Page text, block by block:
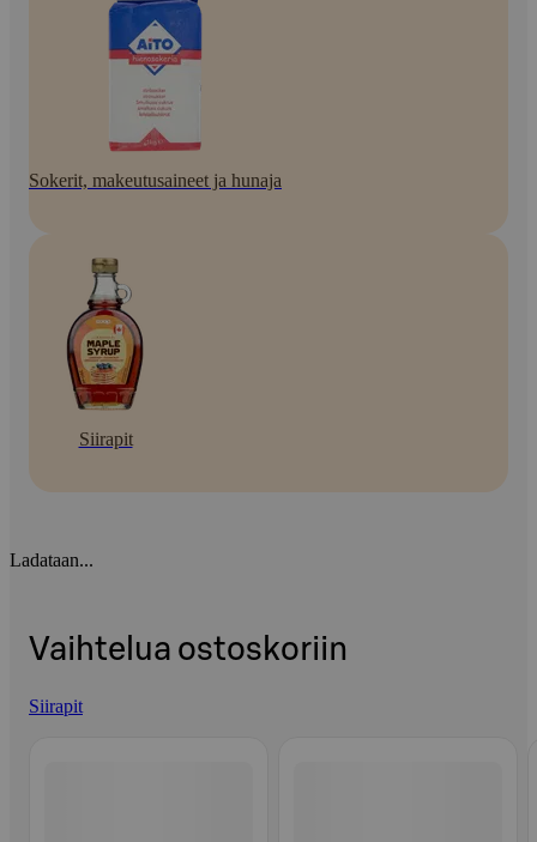
Sokerit, makeutusaineet ja hunaja
Siirapit
Ladataan...
Vaihtelua ostoskoriin
Siirapit